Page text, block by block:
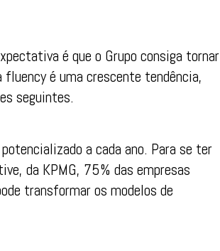
é que o Grupo consiga tornar
é uma crescente tendência,
seguintes.
a cada ano. Para se ter
da KPMG, 75% das empresas
transformar os modelos de